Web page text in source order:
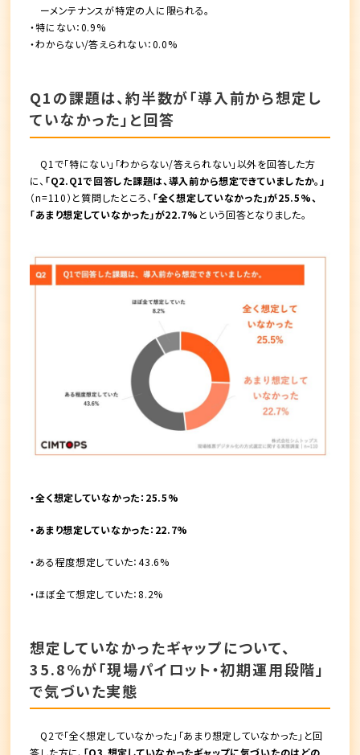
ーメンテナンスが特定の人に限られる。
・特にない：0.9%
・わからない/答えられない：0.0%
Q1の課題は、約半数が「導入前から想定し
ていなかった」と回答
Q1で「特にない」「わからない/答えられない」以外を回答した方
に、 「Q2.Q1で回答した課題は、導入前から想定できていましたか。」
（n=110）と質問したところ、 「全く想定していなかった」が25.5%、
「あまり想定していなかった」が22.7% という回答となりました。
・全く想定していなかった：25.5%
・あまり想定していなかった：22.7%
・ある程度想定していた：43.6%
・ほぼ全て想定していた：8.2%
想定していなかったギャップについて、
35.8%が「現場パイロット・初期運用段階」
で気づいた実態
Q2で「全く想定していなかった」「あまり想定していなかった」と回
答した方に、 「Q3.想定していなかったギャップに気づいたのはどの